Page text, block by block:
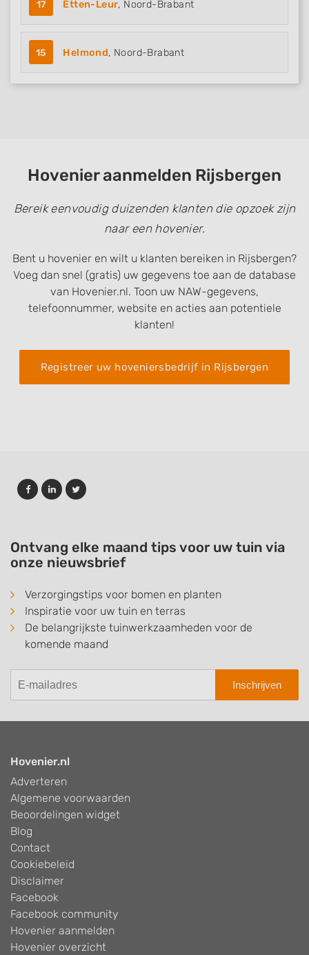
17 Etten-Leur, Noord-Brabant
15 Helmond, Noord-Brabant
Hovenier aanmelden Rijsbergen
Bereik eenvoudig duizenden klanten die opzoek zijn
naar een hovenier.
Bent u hovenier en wilt u klanten bereiken in Rijsbergen?
Voeg dan snel (gratis) uw gegevens toe aan de database
van Hovenier.nl. Toon uw NAW-gegevens,
telefoonnummer, website en acties aan potentiele
klanten!
Registreer uw hoveniersbedrijf in Rijsbergen
Ontvang elke maand tips voor uw tuin via
onze nieuwsbrief
Verzorgingstips voor bomen en planten
Inspiratie voor uw tuin en terras
De belangrijkste tuinwerkzaamheden voor de
komende maand
Inschrijven
Hovenier.nl
Adverteren
Algemene voorwaarden
Beoordelingen widget
Blog
Contact
Cookiebeleid
Disclaimer
Facebook
Facebook community
Hovenier aanmelden
Hovenier overzicht